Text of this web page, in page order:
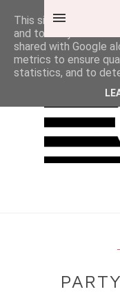
This site uses
and to analyze
shared with Google
metrics to ensure
statistics, and to